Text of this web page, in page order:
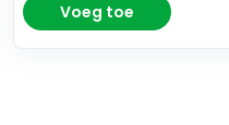
Voeg toe